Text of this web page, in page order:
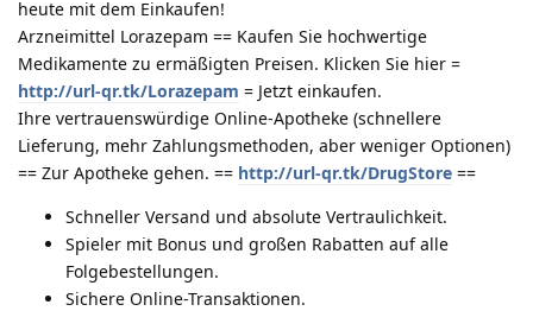
heute mit dem Einkaufen!
Arzneimittel Lorazepam == Kaufen Sie hochwertige
Medikamente zu ermäßigten Preisen. Klicken Sie hier =
http://url-qr.tk/Lorazepam = Jetzt einkaufen.
Ihre vertrauenswürdige Online-Apotheke (schnellere
Lieferung, mehr Zahlungsmethoden, aber weniger Optionen)
== Zur Apotheke gehen. == http://url-qr.tk/DrugStore ==
Schneller Versand und absolute Vertraulichkeit.
Spieler mit Bonus und großen Rabatten auf alle
Folgebestellungen.
Sichere Online-Transaktionen.